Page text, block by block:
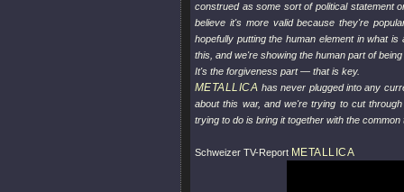
construed as some sort of political statement
believe it's more valid because they're
hopefully putting the human element in what
this, and we're showing the human part of
It's the forgiveness part — that is key.
METALLICA has never plugged into any
about this war, and we're trying to cut
trying to do is bring it together with the
Schweizer TV-Report METALLICA